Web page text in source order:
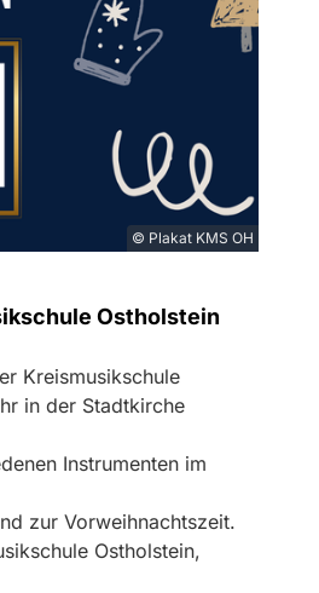
© Plakat KMS OH
Ostholstein
Kreismusikschule
in der Stadtkirche
Instrumenten im
zur Vorweihnachtszeit.
Ostholstein,